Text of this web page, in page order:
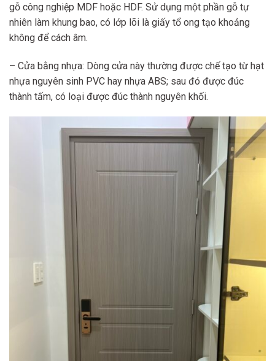
gỗ công nghiệp MDF hoặc HDF. Sử dụng một phần gỗ tự
nhiên làm khung bao, có lớp lõi là giấy tổ ong tạo khoảng
không để cách âm.
– Cửa bằng nhựa: Dòng cửa này thường được chế tạo từ hạt
nhựa nguyên sinh PVC hay nhựa ABS; sau đó được đúc
thành tấm, có loại được đúc thành nguyên khối.